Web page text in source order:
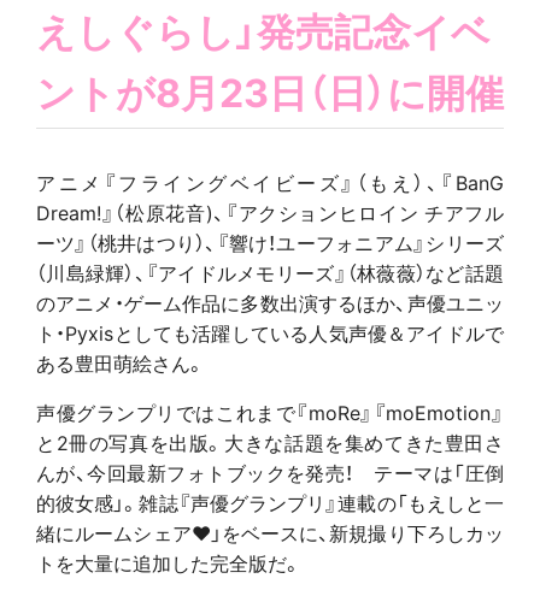
えしぐらし」発売記念イベ
ントが8月23日（日）に開催
アニメ『フライングベイビーズ』（もえ）、『BanG
Dream!』（松原花音)、『アクションヒロイン チアフル
ーツ』（桃井はつり）、『響け！ユーフォニアム』シリーズ
（川島緑輝）、『アイドルメモリーズ』（林薇薇）など話題
のアニメ・ゲーム作品に多数出演するほか、声優ユニッ
ト・Pyxisとしても活躍している人気声優＆アイドルで
ある豊田萌絵さん。
声優グランプリではこれまで『moRe』『moEmotion』
と2冊の写真を出版。大きな話題を集めてきた豊田さ
んが、今回最新フォトブックを発売！ テーマは「圧倒
的彼女感」。雑誌『声優グランプリ』連載の「もえしと一
緒にルームシェア❤」をベースに、新規撮り下ろしカッ
トを大量に追加した完全版だ。